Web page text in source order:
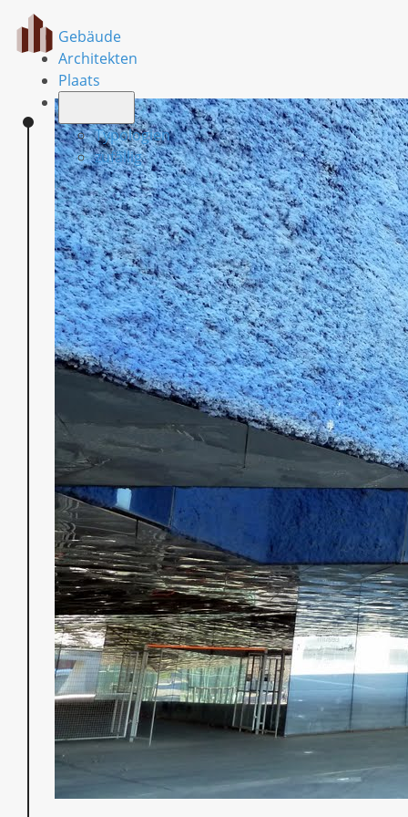
Gebäude
Architekten
Plaats
Typologien
zufällig